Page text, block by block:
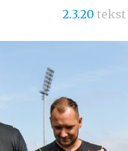
2.3.20 tekst